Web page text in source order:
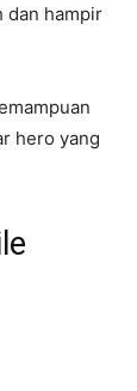
dan hampir
hero yang